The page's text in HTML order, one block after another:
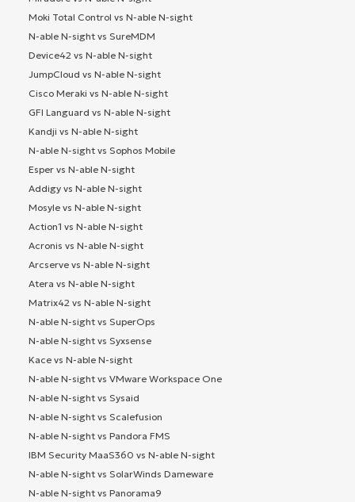
Moki Total Control vs N-able N-sight
N-able N-sight vs SureMDM
Device42 vs N-able N-sight
JumpCloud vs N-able N-sight
Cisco Meraki vs N-able N-sight
GFI Languard vs N-able N-sight
Kandji vs N-able N-sight
N-able N-sight vs Sophos Mobile
Esper vs N-able N-sight
Addigy vs N-able N-sight
Mosyle vs N-able N-sight
Action1 vs N-able N-sight
Acronis vs N-able N-sight
Arcserve vs N-able N-sight
Atera vs N-able N-sight
Matrix42 vs N-able N-sight
N-able N-sight vs SuperOps
N-able N-sight vs Syxsense
Kace vs N-able N-sight
N-able N-sight vs VMware Workspace One
N-able N-sight vs Sysaid
N-able N-sight vs Scalefusion
N-able N-sight vs Pandora FMS
IBM Security MaaS360 vs N-able N-sight
N-able N-sight vs SolarWinds Dameware
N-able N-sight vs Panorama9